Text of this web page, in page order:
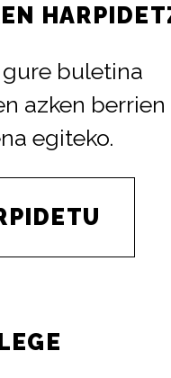
buletina
azken berrien
egiteko.